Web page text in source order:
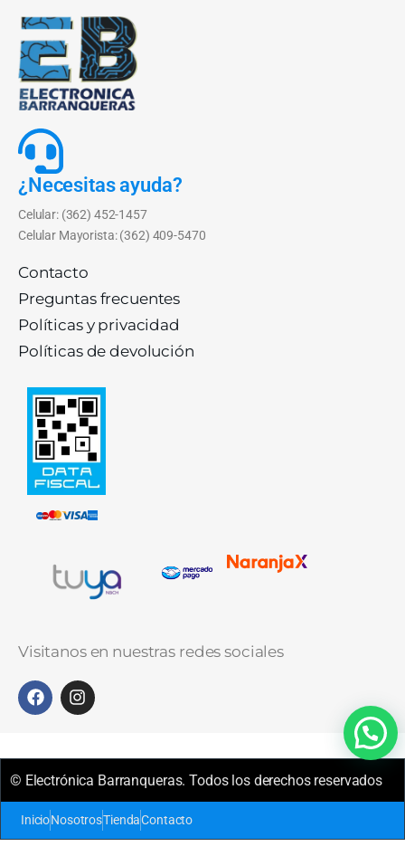
¿Necesitas ayuda?
Celular: (362) 452-1457
Celular Mayorista: (362) 409-5470
Contacto
Preguntas frecuentes
Políticas y privacidad
Políticas de devolución
Visitanos en nuestras redes sociales
© Electrónica Barranqueras. Todos los derechos reservados
InicioNosotrosTiendaContacto